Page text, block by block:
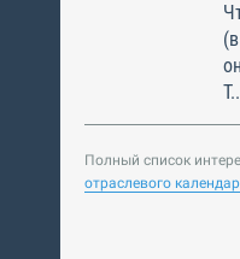
Полный список
отраслевого